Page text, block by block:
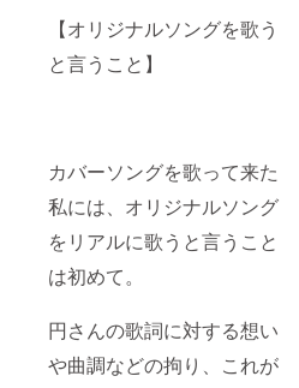
【オリジナルソングを歌う
と言うこと】
カバーソングを歌って来た
私には、オリジナルソング
をリアルに歌うと言うこと
は初めて。
円さんの歌詞に対する想い
や曲調などの拘り、これが